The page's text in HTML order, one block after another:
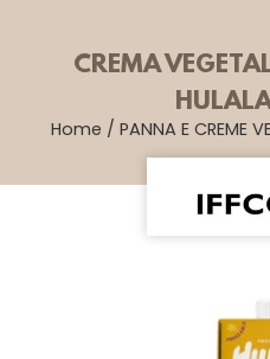
CREMA
Home / PANNA E CREME